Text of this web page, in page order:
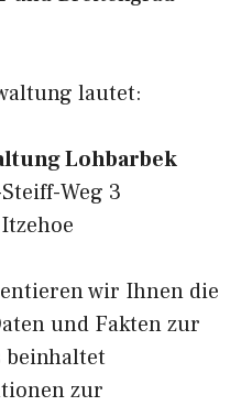
lautet:
Lohbarbek
Weg 3
wir Ihnen die
und Fakten zur
beinhaltet
zur